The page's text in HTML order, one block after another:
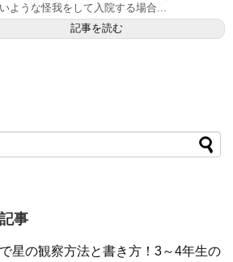
ような怪我をして入院する場合...
記事を読む
事
星の観察方法と書き方！3～4年生の